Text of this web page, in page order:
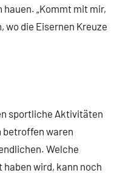
hauen. „Kommt mit mir,
wo die Eisernen Kreuze
sportliche Aktivitäten
waren
Welche
haben wird, kann noch